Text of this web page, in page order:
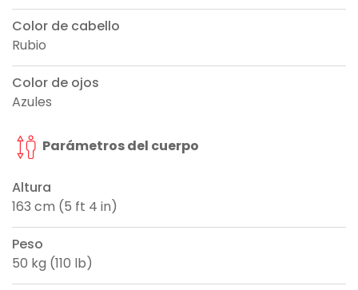
Color de cabello
Rubio
Color de ojos
Azules
Parámetros del cuerpo
Altura
163 cm (5 ft 4 in)
Peso
50 kg (110 lb)